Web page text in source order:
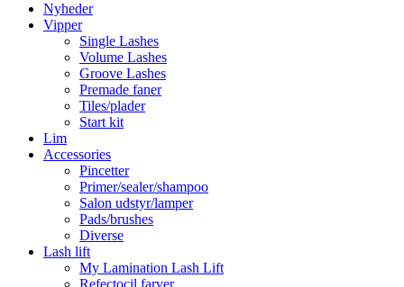
Nyheder
Vipper
Single Lashes
Volume Lashes
Groove Lashes
Premade faner
Tiles/plader
Start kit
Lim
Accessories
Pincetter
Primer/sealer/shampoo
Salon udstyr/lamper
Pads/brushes
Diverse
Lash lift
My Lamination Lash Lift